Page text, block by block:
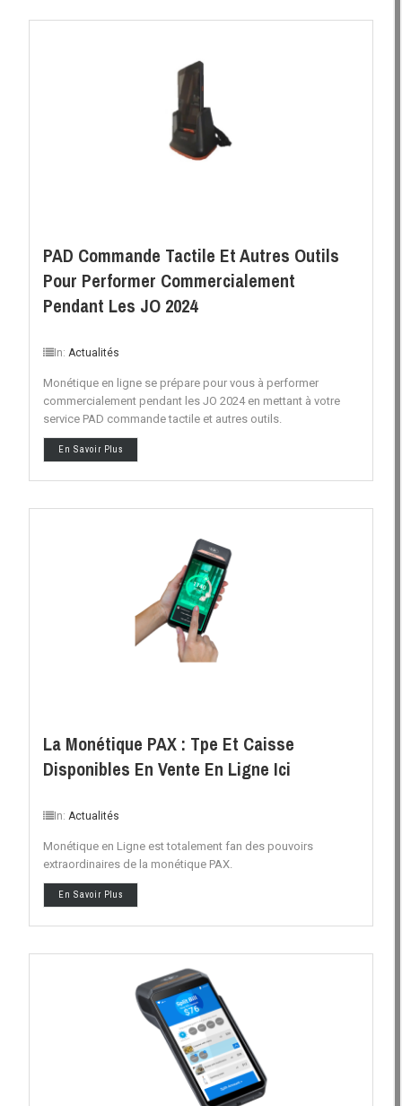
PAD Commande Tactile Et Autres Outils
Pour Performer Commercialement
Pendant Les JO 2024
In:Actualités
Monétique en ligne se prépare pour vous à performer
commercialement pendant les JO 2024 en mettant à votre
service PAD commande tactile et autres outils.
En Savoir Plus
La Monétique PAX : Tpe Et Caisse
Disponibles En Vente En Ligne Ici
In:Actualités
Monétique en Ligne est totalement fan des pouvoirs
extraordinaires de la monétique PAX.
En Savoir Plus